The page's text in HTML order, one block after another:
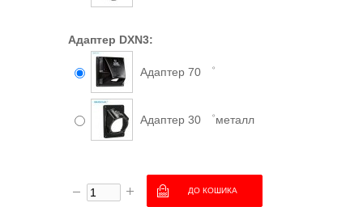
Адаптер DXN3:
Адаптер 70 ゜
Адаптер 30 ゜металл